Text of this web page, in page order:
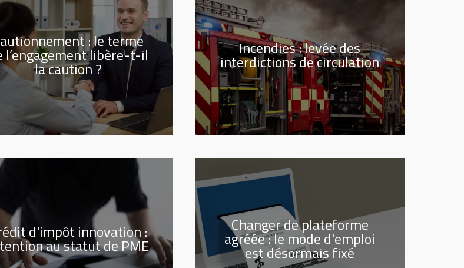
: le terme
l’engagement libère-t-il
la caution ?
Incendies : levée des
interdictions de circulation
d'impôt innovation :
au statut de PME
Changer de plateforme
agréée : le mode d'emploi
est désormais fixé